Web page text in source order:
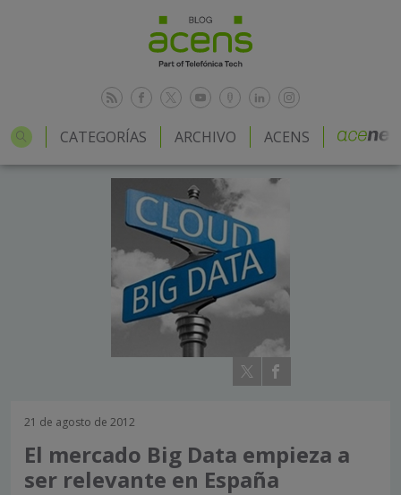
CATEGORÍAS ARCHIVO ACENS
21 de agosto de 2012
El mercado Big Data empieza a
ser relevante en España